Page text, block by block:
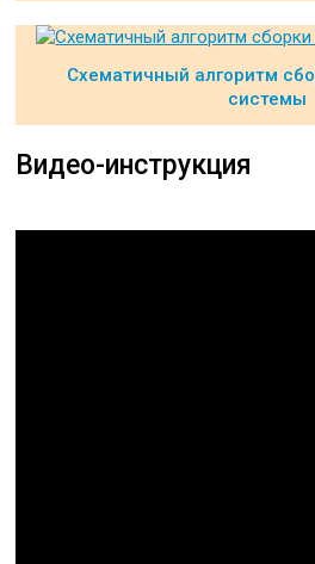
Схематичный алгоритм
системы
Видео-инструкция